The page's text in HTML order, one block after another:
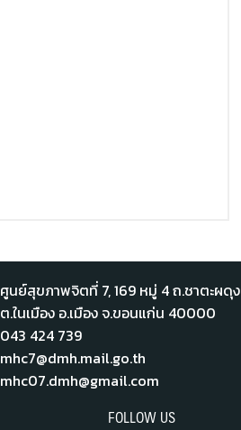
ศูนย์สุขภาพจิตที่ 7,​ 169 หมู่ 4 ถ.ชาตะผดุง
ต.ในเมือง อ.เมือง จ.ขอนแก่น 40000
043 424 739
mhc7@dmh.mail.go.th
mhc07.dmh@gmail.com
FOLLOW US